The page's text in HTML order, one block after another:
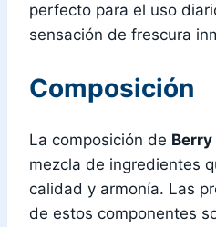
perfecto para el uso
sensación de frescura
Composición
La composición de Berry
mezcla de ingredientes
calidad y armonía. Las
de estos componentes